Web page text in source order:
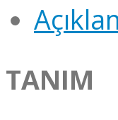
TANIM